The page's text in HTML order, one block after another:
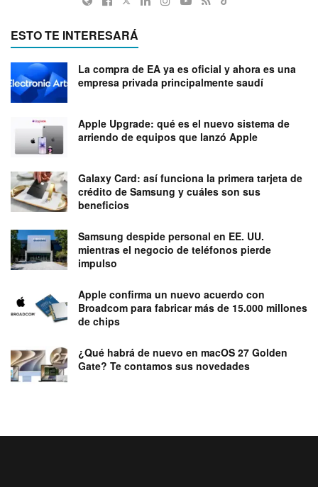
ESTO TE INTERESARÁ
La compra de EA ya es oficial y ahora es una
empresa privada principalmente saudí
Apple Upgrade: qué es el nuevo sistema de
arriendo de equipos que lanzó Apple
Galaxy Card: así funciona la primera tarjeta de
crédito de Samsung y cuáles son sus
beneficios
Samsung despide personal en EE. UU.
mientras el negocio de teléfonos pierde
impulso
Apple confirma un nuevo acuerdo con
Broadcom para fabricar más de 15.000 millones
de chips
¿Qué habrá de nuevo en macOS 27 Golden
Gate? Te contamos sus novedades